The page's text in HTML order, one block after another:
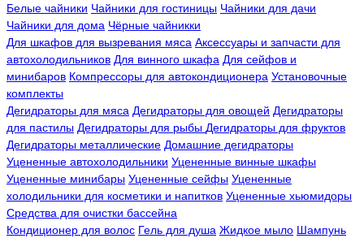
Белые чайники Чайники для гостиницы Чайники для дачи
Чайники для дома Чёрные чайникки
Для шкафов для вызревания мяса Аксессуары и запчасти для
автохолодильников Для винного шкафа Для сейфов и
минибаров Компрессоры для автокондиционера Установочные
комплекты
Дегидраторы для мяса Дегидраторы для овощей Дегидраторы
для пастилы Дегидраторы для рыбы Дегидраторы для фруктов
Дегидраторы металлические Домашние дегидраторы
Уцененные автохолодильники Уцененные винные шкафы
Уцененные минибары Уцененные сейфы Уцененные
холодильники для косметики и напитков Уцененные хьюмидоры
Средства для очистки бассейна
Кондиционер для волос Гель для душа Жидкое мыло Шампунь